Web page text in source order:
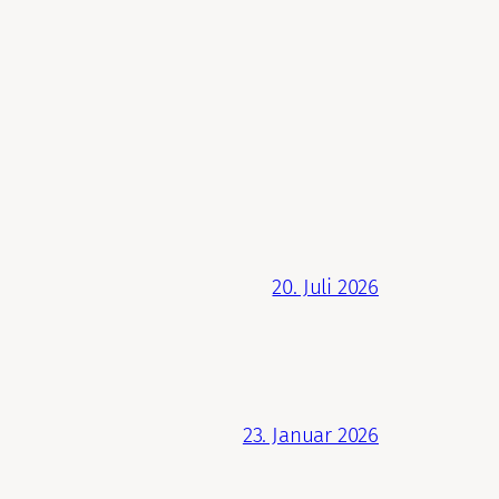
20. Juli 2026
23. Januar 2026